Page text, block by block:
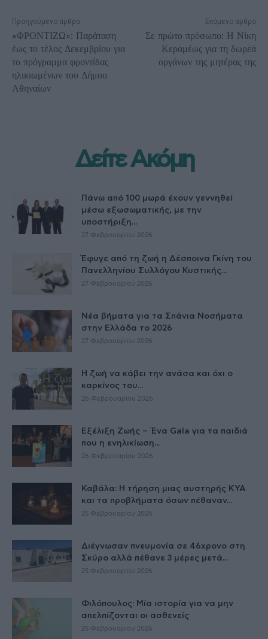
Προηγούμενο άρθρο
«ΦΡΟΝΤΙΖΩ»: Παράταση
έως το τέλος Δεκεμβρίου για
το πρόγραμμα φροντίδας
ηλικιωμένων του Δήμου
Αθηναίων
Επόμενο άρθρο
Σε πρώτο πρόσωπο: Η Νίκη
Κεραμέως για τη δωρεά
οργάνων της μητέρας της
Δείτε Ακόμη
Πάνω από 100 μωρά έχουν γεννηθεί
μέσω εξωσωματικής, με την
υποστήριξη...
27 Φεβρουαρίου 2026
Έφυγε από τη ζωή η Δέσποινα Γκίνη του
Πανελληνίου Συλλόγου Κυστικής...
27 Φεβρουαρίου 2026
Νέα βήματα για τα Σπάνια Νοσήματα
στην Ελλάδα το 2026
27 Φεβρουαρίου 2026
Η ζωή να κάβει την ανάσα και όχι ο
καρκίνος του...
26 Φεβρουαρίου 2026
Εξέλιξη Ζωής – Ένα Gala για τα παιδιά
που η ενηλικίωση...
26 Φεβρουαρίου 2026
Καβάλα: Η τήρηση μιας αυστηρής ΚΥΑ
και τα προβλήματα όσων πέθαναν...
25 Φεβρουαρίου 2026
Διέγνωσαν πνευμονία σε 46χρονο στη
Σκύρο αλλά πέθανε 3 μέρες μετά...
25 Φεβρουαρίου 2026
Φιλόπουλος: Μία ιστορία για να μην
απελπίζονται οι ασθενείς
25 Φεβρουαρίου 2026